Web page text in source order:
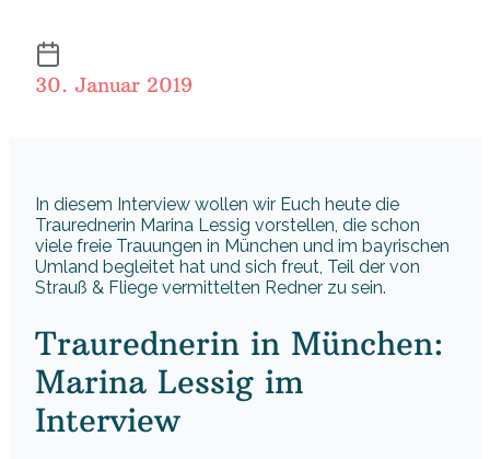
30. Januar 2019
In diesem Interview wollen wir Euch heute die
Traurednerin Marina Lessig vorstellen, die schon
viele freie Trauungen in München und im bayrischen
Umland begleitet hat und sich freut, Teil der von
Strauß & Fliege vermittelten Redner zu sein.
Traurednerin in München:
Marina Lessig im
Interview